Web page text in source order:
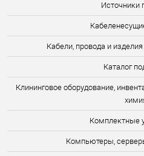
Источники
Кабели, провода и
Каталог
Клининговое оборудование,
Комплектные
Компьютеры,